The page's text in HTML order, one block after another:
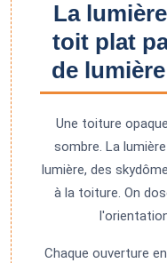
La
toit plat
de
Une toiture
sombre. La
lumière, des
à la toiture. On
Chaque ouverture